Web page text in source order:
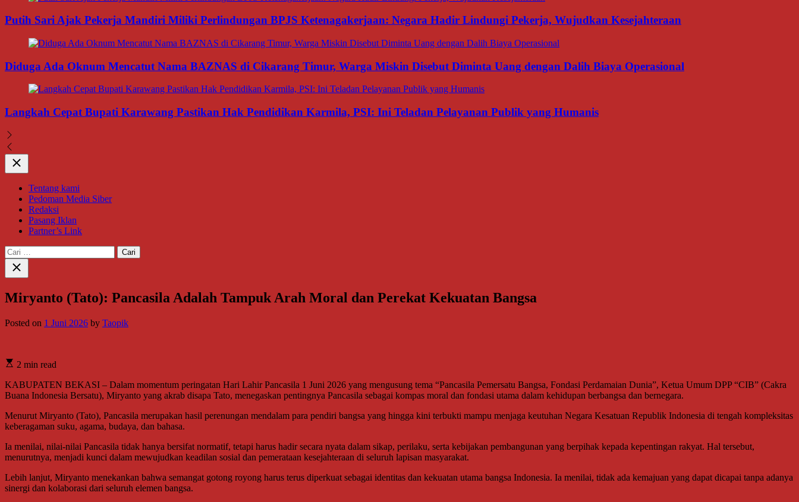
Putih Sari Ajak Pekerja Mandiri Miliki Perlindungan BPJS Ketenagakerjaan: Negara Hadir Lindungi Pekerja, Wujudkan Kesejahteraan
Diduga Ada Oknum Mencatut Nama BAZNAS di Cikarang Timur, Warga Miskin Disebut Diminta Uang dengan Dalih Biaya Operasional
Langkah Cepat Bupati Karawang Pastikan Hak Pendidikan Karmila, PSI: Ini Teladan Pelayanan Publik yang Humanis
Close
Tentang kami
Pedoman Media Siber
Redaksi
Pasang Iklan
Partner’s Link
Cari
untuk:
Close
search
Miryanto (Tato): Pancasila Adalah Tampuk Arah Moral dan Perekat Kekuatan Bangsa
Posted on 1 Juni 2026 by Taopik
2 min read
KABUPATEN BEKASI – Dalam momentum peringatan Hari Lahir Pancasila 1 Juni 2026 yang mengusung tema “Pancasila Pemersatu Bangsa, Fondasi Perdamaian Dunia”, Ketua Umum DPP “CIB” (Cakra
Buana Indonesia Bersatu), Miryanto yang akrab disapa Tato, menegaskan pentingnya Pancasila sebagai kompas moral dan fondasi utama dalam kehidupan berbangsa dan bernegara.
Menurut Miryanto (Tato), Pancasila merupakan hasil perenungan mendalam para pendiri bangsa yang hingga kini terbukti mampu menjaga keutuhan Negara Kesatuan Republik Indonesia di tengah kompleksitas
keberagaman suku, agama, budaya, dan bahasa.
Ia menilai, nilai-nilai Pancasila tidak hanya bersifat normatif, tetapi harus hadir secara nyata dalam sikap, perilaku, serta kebijakan pembangunan yang berpihak kepada kepentingan rakyat. Hal tersebut,
menurutnya, menjadi kunci dalam mewujudkan keadilan sosial dan pemerataan kesejahteraan di seluruh lapisan masyarakat.
Lebih lanjut, Miryanto menekankan bahwa semangat gotong royong harus terus diperkuat sebagai identitas dan kekuatan utama bangsa Indonesia. Ia menilai, tidak ada kemajuan yang dapat dicapai tanpa adanya
sinergi dan kolaborasi dari seluruh elemen bangsa.